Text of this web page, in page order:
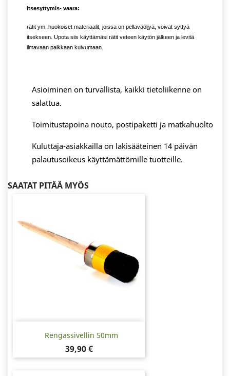
Itsesyttymis- vaara:
rätit ym. huokoiset materiaalit, joissa on pellavaöljyä, voivat syttyä
itsekseen. Upota siis käyttämäsi rätit veteen käytön jälkeen ja levitä
ilmavaan paikkaan kuivumaan.
Asioiminen on turvallista, kaikki tietoliikenne on
salattua.
Toimitustapoina nouto, postipaketti ja matkahuolto
Kuluttaja-asiakkailla on lakisääteinen 14 päivän
palautusoikeus käyttämättömille tuotteille.
SAATAT PITÄÄ MYÖS
Rengassivellin 50mm
Hinta
39,90 €